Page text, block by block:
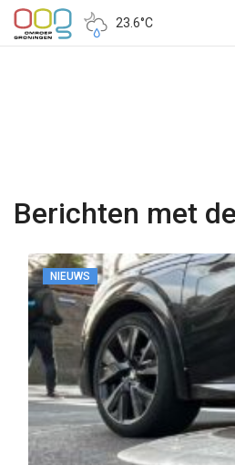
23.6°C
Berichten met
NIEUWS